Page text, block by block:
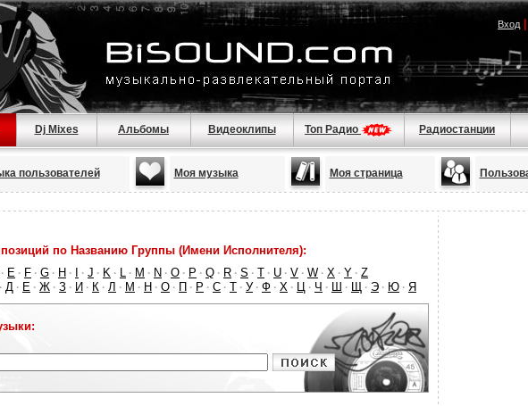
Вход|
Dj Mixes Альбомы Видеоклипы Топ Радио Радиостанции
пользователей Моя музыка Моя страница
по Названию Группы (Имени Исполнителя):
· E · F · G · H · · J · K · L · M · N · O · P · Q · R · S · T · U · V · W · X · Y · Z
· Д · Е · Ж · З · И · К · Л · М · Н · О · П · Р · С · Т · У · Ф · Х · Ц · Ч · Ш · Щ · Э · Ю · Я